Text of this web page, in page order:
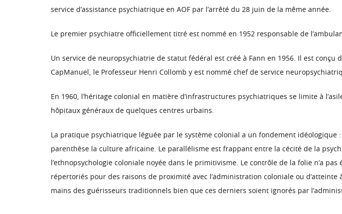
service d’assistance psychiatrique en AOF par l’arrêté du 28 juin de la même année.
Le premier psychiatre officiellement titré est nommé en 1952 responsable de
Un service de neuropsychiatrie de statut fédéral est créé à Fann en 1956. Il est
CapManuel, le Professeur Henri Collomb y est nommé chef de service
En 1960, l’héritage colonial en matière d’infrastructures psychiatriques se limite à
hôpitaux généraux de quelques centres urbains.
La pratique psychiatrique léguée par le système colonial a un fondement
parenthèse la culture africaine. Le parallélisme est frappant entre la cécité de la
l’ethnopsychologie coloniale noyée dans le primitivisme. Le contrôle de la folie n’a
répertoriés pour des raisons de proximité avec l’administration coloniale ou
mains des guérisseurs traditionnels bien que ces derniers soient ignorés par